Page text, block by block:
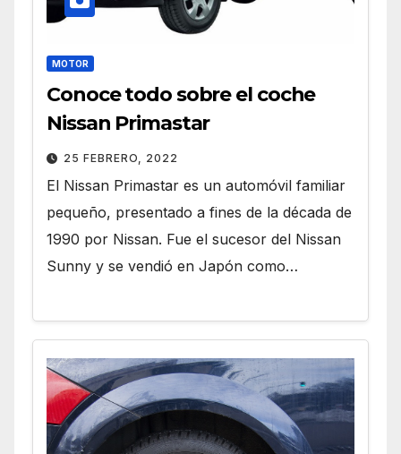
MOTOR
Conoce todo sobre el coche
Nissan Primastar
25 FEBRERO, 2022
El Nissan Primastar es un automóvil familiar
pequeño, presentado a fines de la década de
1990 por Nissan. Fue el sucesor del Nissan
Sunny y se vendió en Japón como…